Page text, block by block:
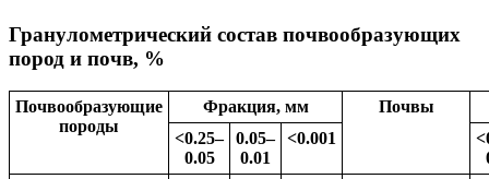
Гранулометрический состав почвообразующих
пород и почв, %
Почвообразующие
породы
Фракция, мм
Почвы
<0.25–
0.05
0.05–
0.01
<0.001